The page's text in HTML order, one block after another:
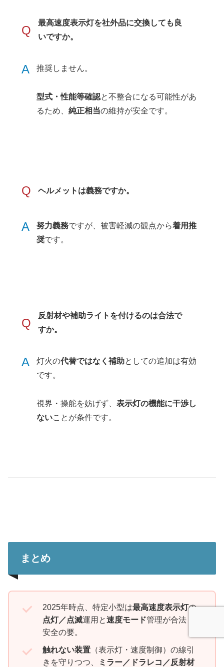
Q
最高速度表示灯を社外品に交換しても良
いですか。
A 推奨しません。
型式・性能等確認と不整合になる可能性があ
るため、純正相当の維持が安全です。
Q ヘルメットは義務ですか。
A 努力義務ですが、被害軽減の観点から着用推
奨です。
Q
反射材や補助ライトを付けるのは合法で
すか。
A 灯火の代替ではなく補助としての追加は有効
です。
視界・操舵を妨げず、表示灯の機能に干渉し
ないことが条件です。
まとめ
2025年時点、特定小型は最高速度表示灯の
点灯／点滅運用と速度モード管理が合法・
安全の要。
触れない装置 （表示灯・速度制御）の線引
きを守りつつ、
ミラー／ドラレコ／反射材